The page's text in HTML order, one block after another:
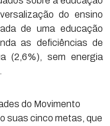
do ensino
de uma educação
as deficiências de
(2,6%), sem energia
do Movimento
suas cinco metas, que